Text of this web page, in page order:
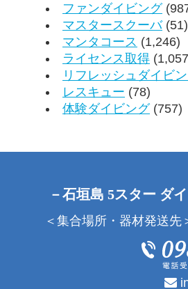
ファンダイビング
マスタースクーバ(51)
マンタコース (1,246)
ライセンス取得
リフレッシュダイビ
レスキュー (78)
体験ダイビング(757)
－石垣島 5スター ダ
＜集合場所・器材発送